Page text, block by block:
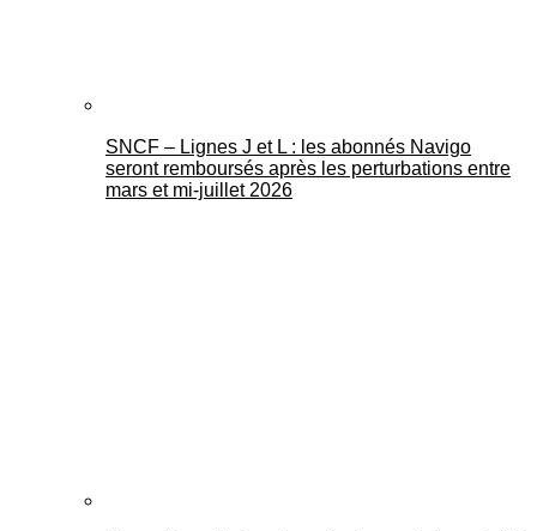
SNCF – Lignes J et L : les abonnés Navigo
seront remboursés après les perturbations entre
mars et mi-juillet 2026